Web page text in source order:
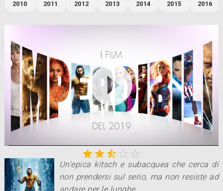
2010 2011 2012 2013 2014 2015 2016


Un'epica kitsch e subacquea che cerca di
non prendersi sul serio, ma non resiste ad
andare per le lunghe.